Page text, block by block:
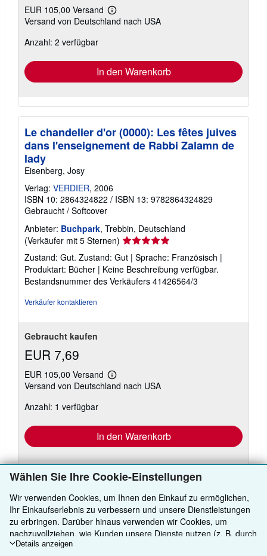
Wählen Sie Ihre Cookie-Einstellungen
Wir verwenden Cookies, um Ihnen den Einkauf zu ermöglichen,
Ihr Einkaufserlebnis zu verbessern und unsere Dienstleistungen
zu erbringen. Darüber hinaus verwenden wir Cookies, um
nachzuvollziehen, wie Kunden unsere Dienste nutzen (z. B. durch
die Erfassung von Website-Besuchen), sodass wir Optimierungen
Details anzeigen
EUR 105,00 Versand
Weitere
Informationen
Versand von Deutschland nach USA
Anzahl: 2 verfügbar
In den Warenkorb
Le chandelier d'or (0000): Les fêtes juives
dans l'enseignement de Rabbi Zalamn de
lady
Eisenberg, Josy
Verlag: VERDIER, 2006
ISBN 10: 2864324822 / ISBN 13: 9782864324829
Gebraucht / Softcover
Anbieter: Buchpark, Trebbin, Deutschland
(Verkäufer mit 5 Sternen) Verkäuferbewertung
von
5
Sternen
Zustand: Gut. Zustand: Gut | Sprache: Französisch |
Produktart: Bücher | Keine Beschreibung verfügbar.
Bestandsnummer des Verkäufers 41426564/3
Verkäufer kontaktieren
Gebraucht kaufen
EUR 7,69
EUR 105,00 Versand
Weitere
Informationen
Versand von Deutschland nach USA
Anzahl: 1 verfügbar
In den Warenkorb
ZURÜCK NACH OBEN